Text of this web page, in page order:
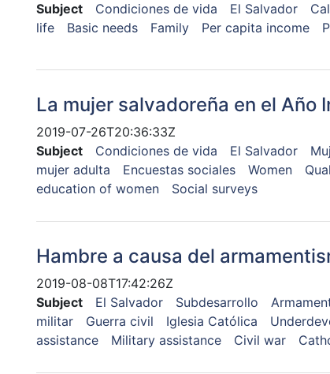
Subject
Condiciones de vida El Salvador
life
Basic needs Family Per capita income
La mujer salvadoreña en el Año
2019-07-26T20:36:33Z
Subject
Condiciones de vida El Salvador
mujer adulta
Encuestas sociales Women
education of women
Social surveys
Hambre a causa del
2019-08-08T17:42:26Z
Subject
El Salvador Subdesarrollo
militar
Guerra civil Iglesia Católica
assistance
Military assistance Civil war